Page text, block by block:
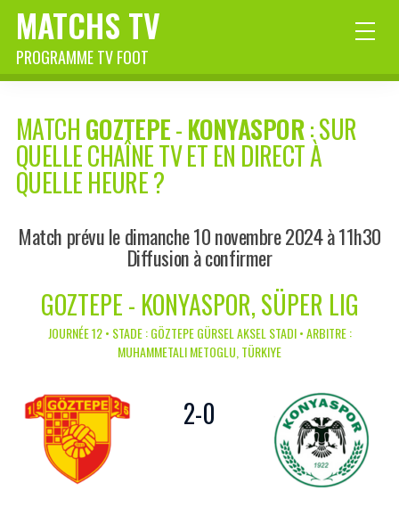
MATCHS TV
PROGRAMME TV FOOT
MATCHGOZTEPE-KONYASPOR: SUR
QUELLE CHAÎNE TV ET EN DIRECT À
QUELLE HEURE ?
Match prévu le dimanche 10 novembre 2024 à 11h30
Diffusion à confirmer
GOZTEPE - KONYASPOR, SÜPER LIG
JOURNÉE 12 • STADE : GÖZTEPE GÜRSEL AKSEL STADI • ARBITRE :
MUHAMMETALI METOGLU, TÜRKIYE
2-0